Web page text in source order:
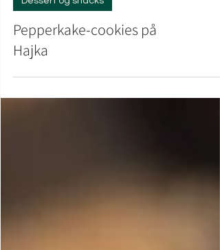
Dessert og snacks
Pepperkake-cookies på
Hajka